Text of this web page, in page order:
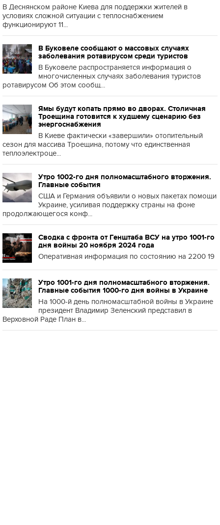
В Деснянском районе Киева для поддержки жителей в
условиях сложной ситуации с теплоснабжением
функционируют 11...
В Буковеле сообщают о массовых случаях
заболевания ротавирусом среди туристов
В Буковеле распространяется информация о
многочисленных случаях заболевания туристов
ротавирусом Об этом сообщ...
Ямы будут копать прямо во дворах. Столичная
Троещина готовится к худшему сценарию без
энергоснабжения
В Киеве фактически «завершили» отопительный
сезон для массива Троещина, потому что единственная
теплоэлектроце...
Утро 1002-го дня полномасштабного вторжения.
Главные события
США и Германия объявили о новых пакетах помощи
Украине, усиливая поддержку страны на фоне
продолжающегося конф...
Сводка с фронта от Генштаба ВСУ на утро 1001-го
дня войны 20 ноября 2024 года
Оперативная информация по состоянию на 2200 19
Утро 1001-го дня полномасштабного вторжения.
Главные события 1000-го дня войны в Украине
На 1000-й день полномасштабной войны в Украине
президент Владимир Зеленский представил в
Верховной Раде План в...